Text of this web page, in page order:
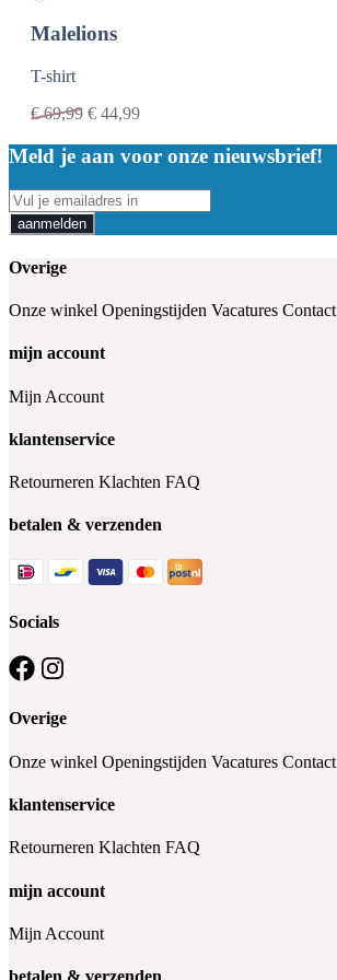
Malelions
T-shirt
€69,99 € 44,99
Meld je aan voor onze nieuwsbrief!
aanmelden
Overige
Onze winkel Openingstijden Vacatures Contact
mijn account
Mijn Account
klantenservice
Retourneren Klachten FAQ
betalen & verzenden
Socials
Overige
Onze winkel Openingstijden Vacatures Contact
klantenservice
Retourneren Klachten FAQ
mijn account
Mijn Account
betalen & verzenden